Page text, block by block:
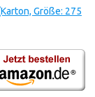
Größe: 275